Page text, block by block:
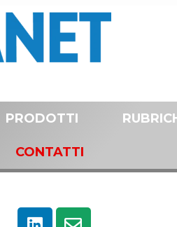
PRODOTTI
CONTATTI